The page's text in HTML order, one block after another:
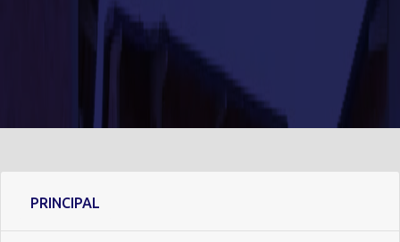
PRINCIPAL